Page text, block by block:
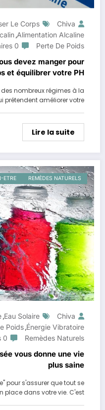
Chiva
Le Corps
Alimentation Alcaline
,
Perte De Poids
0 Commentaires
devez manger pour
et équilibrer votre PH
nombreux régimes à la
prétendent améliorer votre…
Lire la suite
REMÈDES NATURELS
ETRE
Chiva
Eau Solaire
,
Énergie Vibratoire
,
Poids
Remèdes Naturels
0 Commentaires
vous donne une vie
plus saine
pour s'assurer que tout se
place dans votre vie. C'est…